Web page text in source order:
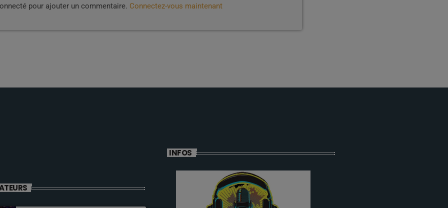
pour ajouter un commentaire. Connectez-vous maintenant
INFOS